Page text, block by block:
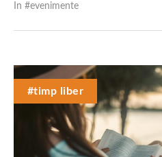
In #evenimente
#timp liber